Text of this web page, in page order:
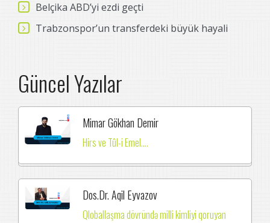
Belçika ABD’yi ezdi geçti
Trabzonspor’un transferdeki büyük hayali
Güncel Yazılar
Mimar Gökhan Demir
Hirs ve Tûl-i Emel....
Dos.Dr. Aqil Eyvazov
Qloballaşma dövründə milli kimliyi qoruyan